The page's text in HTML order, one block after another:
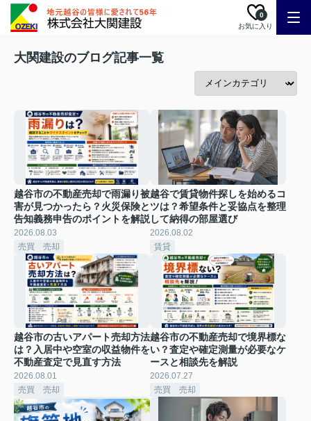
お気に入り
0
大関建設のブログ記事一覧
越谷市の不動産売却で雨漏り被
害が見つかったら？火災保険と
告知義務申告のポイントを解説
2026.08.03
売買 売却
越谷で賃貸物件探しを始めるコ
ツは？希望条件と妥協点を整理
して納得の部屋選び
2026.08.02
賃貸
越谷市の古いアパート売却方法
は？入居中や空室の収益物件を
不動産査定で見直す方法
2026.08.01
売買 売却
越谷市の不動産売却で境界標な
い？査定や確定測量が必要なケ
ースと相談先を解説
2026.07.27
売買 売却